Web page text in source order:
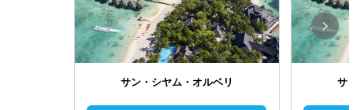
サン・シヤム・オルベリ サ